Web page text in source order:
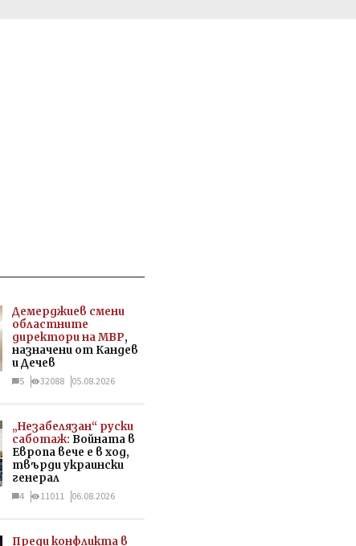
Демерджиев смени
областните
директори на МВР,
назначени от Кандев
и Дечев
5
32088 05.08.2026
„Незабелязан“ руски
саботаж: Войната в
Европа вече е в ход,
твърди украински
генерал
4
11011 06.08.2026
Преди конфликта в